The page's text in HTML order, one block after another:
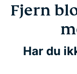
Fjern
Har du